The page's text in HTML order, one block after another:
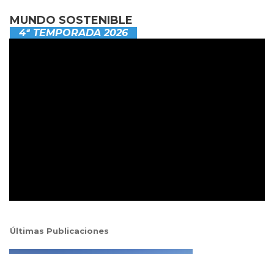
MUNDO SOSTENIBLE
4ª TEMPORADA 2026
Últimas Publicaciones